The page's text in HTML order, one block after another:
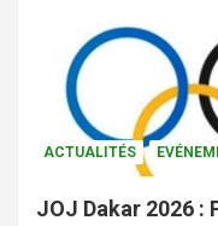
ACTUALITÉS
JOJ Dakar 2026 :